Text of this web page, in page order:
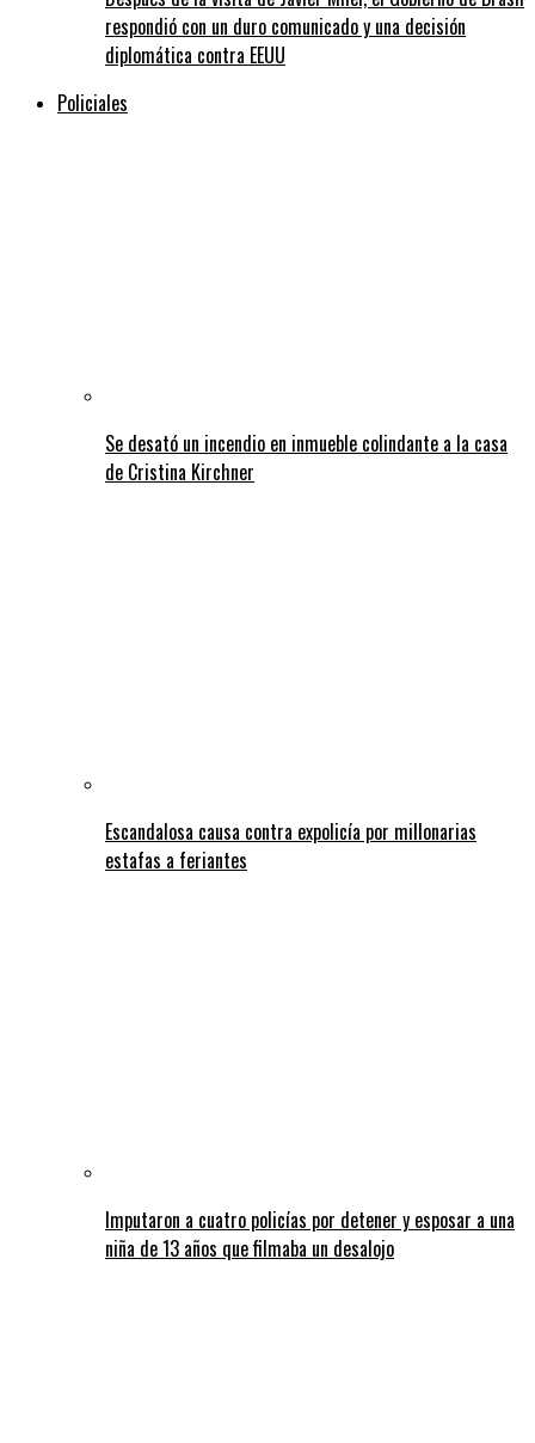
respondió con un duro comunicado y una decisión
diplomática contra EEUU
Policiales
Se desató un incendio en inmueble colindante a la casa
de Cristina Kirchner
Escandalosa causa contra expolicía por millonarias
estafas a feriantes
Imputaron a cuatro policías por detener y esposar a una
niña de 13 años que filmaba un desalojo